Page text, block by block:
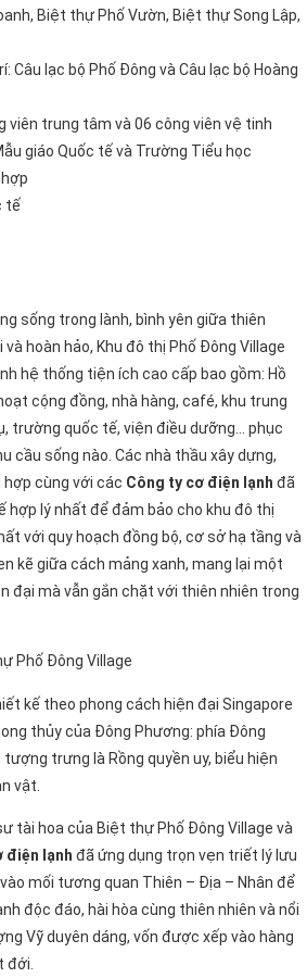
Biệt thự Phố Vườn, Biệt thự Song Lập,
Câu lạc bộ Phố Đông và Câu lạc bộ Hoàng
viên trung tâm và 06 công viên vệ tinh
giáo Quốc tế và Trường Tiểu học
tế
sống trong lành, bình yên giữa thiên
hoàn hảo, Khu đô thị Phố Đông Village
hệ thống tiện ích cao cấp bao gồm: Hồ
cộng đồng, nhà hàng, café, khu trung
trường quốc tế, viện điều dưỡng… phục
cầu sống nào. Các nhà thầu xây dựng,
cùng với các Công ty cơ điện lạnh đã
hợp lý nhất để đảm bảo cho khu đô thị
với quy hoạch đồng bộ, cơ sở hạ tầng và
kẽ giữa cách mảng xanh, mang lại một
đại mà vẫn gắn chặt với thiên nhiên trong
Phố Đông Village
kế theo phong cách hiện đại Singapore
thủy của Ðông Phương: phía Ðông
trưng là Rồng quyền uy, biểu hiện
vật.
tài hoa của Biệt thự Phố Đông Village và
điện lạnh đã ứng dụng trọn vẹn triết lý lưu
mối tương quan Thiên – Ðịa – Nhân để
độc đáo, hài hòa cùng thiên nhiên và nổi
Vỹ duyên dáng, vốn được xếp vào hàng
đới.